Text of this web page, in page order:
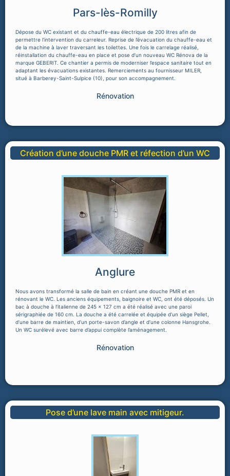
Pars-lès-Romilly
Dépose du WC existant et du chauffe-eau électrique de 200 litres afin de
permettre l’intervention du carreleur. Reprise de l’évacuation du chauffe-eau et
de la machine à laver traversant les toilettes. Une fois le carrelage réalisé,
réinstallation du chauffe-eau en place et pose d’un nouveau WC Rénova de la
marque GEBERIT. Ce chantier a permis de moderniser l’espace sanitaire tout en
adaptant les évacuations existantes. Remerciements au fournisseur MILER,
situé à Barberey-Saint-Sulpice (10), pour son accompagnement.
Rénovation
Création d’une douche PMR et réfection d’un WC
Anglure
Nous avons transformé la salle de bain en créant une douche PMR et en
rénovant le WC. Les anciens équipements, baignoire et WC, ont été déposés. Un
bac à douche à l’italienne de 245 x 127 cm a été réalisé avec une paroi
sérigraphiée de 160 cm. La douche a été carrelée et équipée d’un siège Pellet,
d’une barre de maintien, d’un porte-savon d’angle et d’une colonne Hansgrohe.
Un WC surélevé avec barre d’appui complète l’aménagement.
Rénovation
Pose d’une lave main avec mitigeur.